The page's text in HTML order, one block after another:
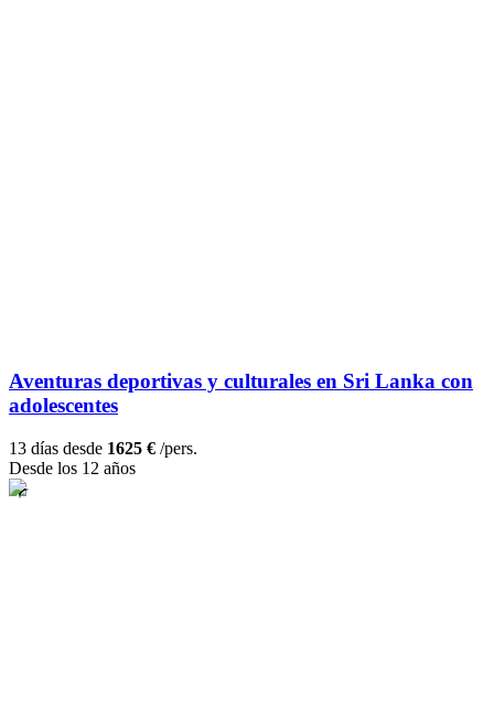
Aventuras deportivas y culturales en Sri Lanka con
adolescentes
13 días desde 1625 € /pers.
Desde los 12 años